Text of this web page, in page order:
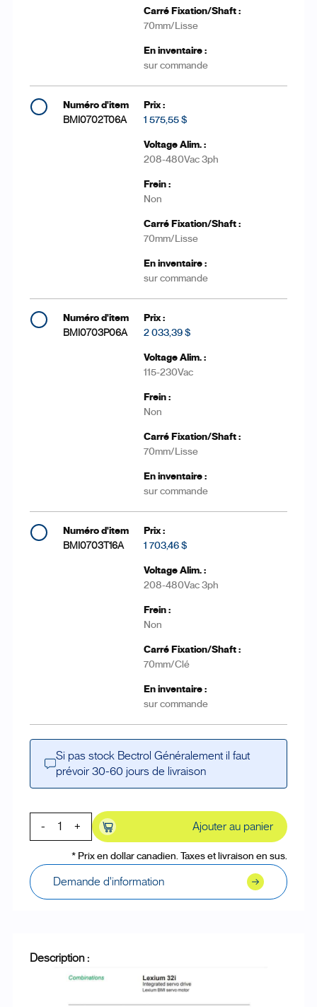
70mm/Lisse
sur commande
BMI0702T06A 1 575,55 $
208-480Vac 3ph
Non
70mm/Lisse
sur commande
BMI0703P06A 2 033,39 $
115-230Vac
Non
70mm/Lisse
sur commande
BMI0703T16A 1 703,46 $
208-480Vac 3ph
Non
70mm/Clé
sur commande
Si pas stock Bectrol Généralement il faut
prévoir 30-60 jours de livraison
- + Ajouter au panier
* Prix en dollar canadien. Taxes et livraison en sus.
Demande d'information
Description :